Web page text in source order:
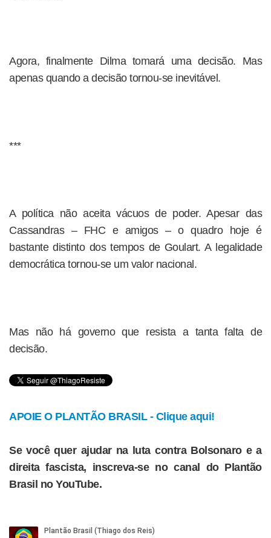
Agora, finalmente Dilma tomará uma decisão. Mas
apenas quando a decisão tornou-se inevitável.
***
A política não aceita vácuos de poder. Apesar das
Cassandras – FHC e amigos – o quadro hoje é
bastante distinto dos tempos de Goulart. A legalidade
democrática tornou-se um valor nacional.
Mas não há governo que resista a tanta falta de
decisão.
APOIE O PLANTÃO BRASIL - Clique aqui!
Se você quer ajudar na luta contra Bolsonaro e a
direita fascista, inscreva-se no canal do Plantão
Brasil no YouTube.